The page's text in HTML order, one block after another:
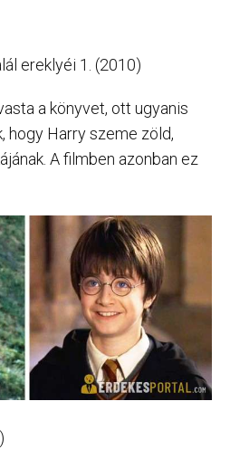
ereklyéi 1. (2010)
a könyvet, ott ugyanis
hogy Harry szeme zöld,
A filmben azonban ez